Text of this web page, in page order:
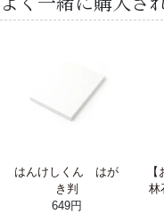
はんけしくん はが
き判
649円